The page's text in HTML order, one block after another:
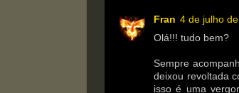
Fran 4 de julho
Olá!!! tudo bem?
Sempre
deixou revoltada
isso é uma